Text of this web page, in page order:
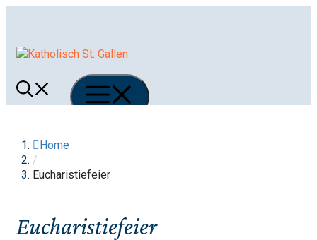
Menü
Home
/
Eucharistiefeier
Eucharistiefeier